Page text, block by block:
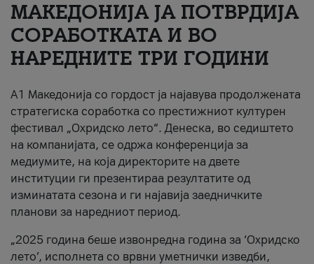
МАКЕДОНИЈА ЈА ПОТВРДИЈА
СОРАБОТКАТА И ВО
НАРЕДНИТЕ ТРИ ГОДИНИ
A1 Македонија со гордост ја најавува продолжената
стратегиска соработка со престижниот културен
фестивал „Охридско лето“. Денеска, во седиштето
на компанијата, се одржа конференција за
медиумите, на која директорите на двете
институции ги презентираа резултатите од
изминатата сезона и ги најавија заедничките
планови за наредниот период.
„2025 година беше извонредна година за ‘Охридско
лето’, исполнета со врвни уметнички изведби,